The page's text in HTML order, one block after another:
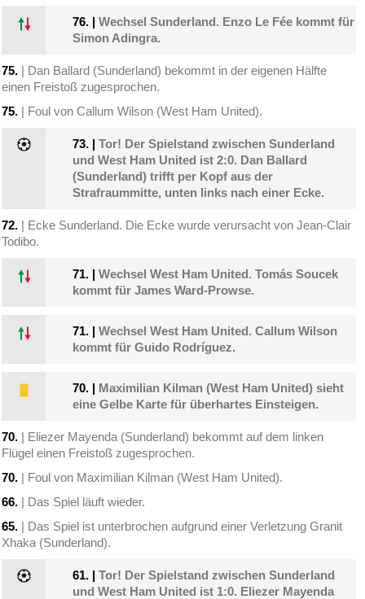
76. |Wechsel Sunderland. Enzo Le Fée kommt für
Simon Adingra.
75. | Dan Ballard (Sunderland) bekommt in der eigenen Hälfte
einen Freistoß zugesprochen.
75. | Foul von Callum Wilson (West Ham United).
73. |Tor! Der Spielstand zwischen Sunderland
und West Ham United ist 2:0. Dan Ballard
(Sunderland) trifft per Kopf aus der
Strafraummitte, unten links nach einer Ecke.
72. | Ecke Sunderland. Die Ecke wurde verursacht von Jean-Clair
Todibo.
71. |Wechsel West Ham United. Tomás Soucek
kommt für James Ward-Prowse.
71. |Wechsel West Ham United. Callum Wilson
kommt für Guido Rodríguez.
70. | Maximilian Kilman (West Ham United) sieht
eine Gelbe Karte für überhartes Einsteigen.
70. | Eliezer Mayenda (Sunderland) bekommt auf dem linken
Flügel einen Freistoß zugesprochen.
70. | Foul von Maximilian Kilman (West Ham United).
66. | Das Spiel läuft wieder.
65. | Das Spiel ist unterbrochen aufgrund einer Verletzung Granit
Xhaka (Sunderland).
61. |Tor! Der Spielstand zwischen Sunderland
und West Ham United ist 1:0. Eliezer Mayenda